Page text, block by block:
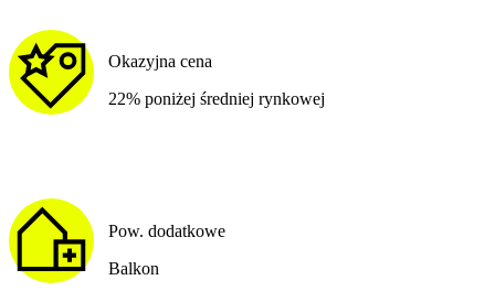
Okazyjna cena
22% poniżej średniej rynkowej
Pow. dodatkowe
Balkon